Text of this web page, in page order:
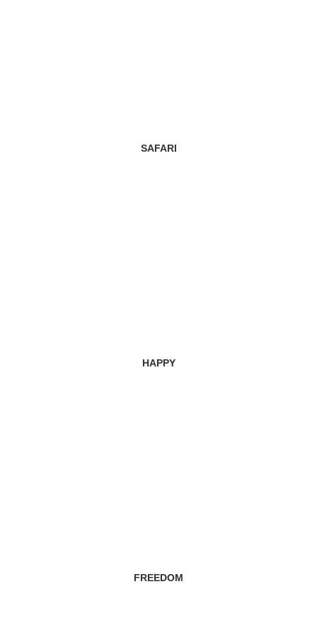
SAFARI
HAPPY
FREEDOM